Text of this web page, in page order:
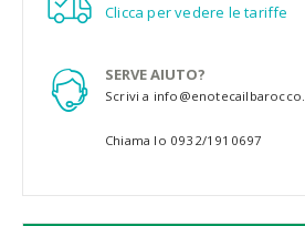
Clicca per vedere le tariffe
SERVE AIUTO?
Scrivi a
Chiama lo 0932/1910697